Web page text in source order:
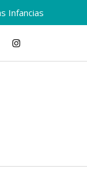
Infancias